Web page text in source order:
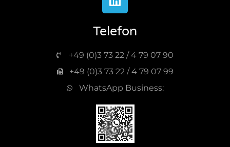
Telefon
+49 (0)3 73 22 / 4 79 07 90
+49 (0)3 73 22 / 4 79 07 99
WhatsApp Business: